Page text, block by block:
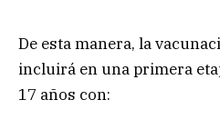
De esta manera, la
incluirá en una primera
17 años con: